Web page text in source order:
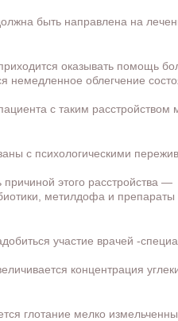
быть направлена на
оказывать помощь
немедленное облегчение
с таким расстройством
с психологическими
этого расстройства —
метилдофа и препараты
участие врачей -
концентрация
глотание мелко